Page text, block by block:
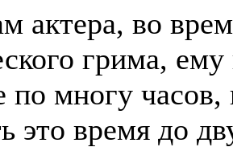
актера, во
грима,
по многу
это время до